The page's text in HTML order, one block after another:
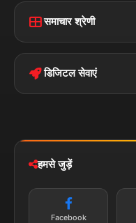
Disclaimer
Privacy Policy
समाचार श्रेणी
पॉलिटिकल
डिजिटल सेवाएं
न्यूज़ अलर्ट
तत्काल अपडेट
हमसे जुड़ें
Facebook